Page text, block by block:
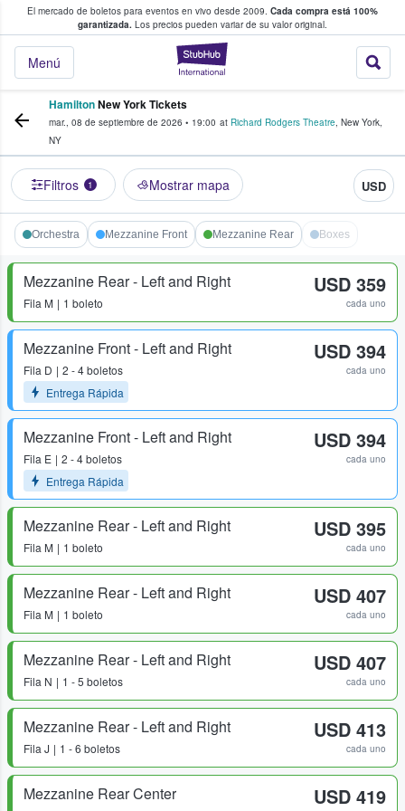
El mercado de boletos para eventos en vivo desde 2009. Cada compra está 100%
garantizada. Los precios pueden variar de su valor original.
StubHub: donde
Menú
fans compran y venden boletos
HamiltonNew York Tickets
mar., 08 de septiembre de 2026 • 19:00 at Richard Rodgers Theatre, New York,
NY
Filtros 1 Mostrar mapa USD
Orchestra Mezzanine Front Mezzanine Rear Boxes
Mezzanine Rear - Left and Right
Fila M 1 boleto
USD 359
cada uno
Mezzanine Front - Left and Right
Fila D
2 - 4 boletos
Entrega Rápida
USD 394
cada uno
Mezzanine Front - Left and Right
Fila E
2 - 4 boletos
Entrega Rápida
USD 394
cada uno
Mezzanine Rear - Left and Right
Fila M 1 boleto
USD 395
cada uno
Mezzanine Rear - Left and Right
Fila M 1 boleto
USD 407
cada uno
Mezzanine Rear - Left and Right
Fila N 1 - 5 boletos
USD 407
cada uno
Mezzanine Rear - Left and Right
Fila J 1 - 6 boletos
USD 413
cada uno
Mezzanine Rear Center USD 419